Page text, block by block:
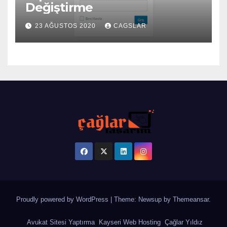
Değiştirme
23 AĞUSTOS 2020 CAGSLAR
Proudly powered by WordPress | Theme: Newsup by Themeansar.
Avukat Sitesi Yaptırma Kayseri Web Hosting Çağlar Yıldız